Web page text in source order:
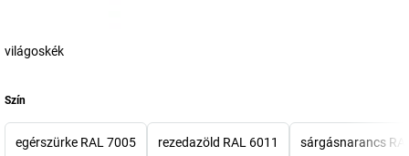
világoskék
Szín
egérszürke RAL 7005 rezedazöld RAL 6011 sárgásnarancs